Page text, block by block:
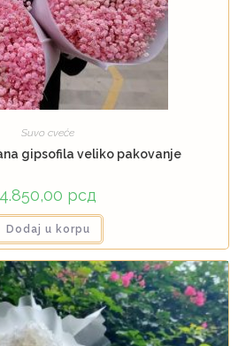
Suvo cveće
gipsofila veliko pakovanje
4.850,00 рсд
Dodaj u korpu